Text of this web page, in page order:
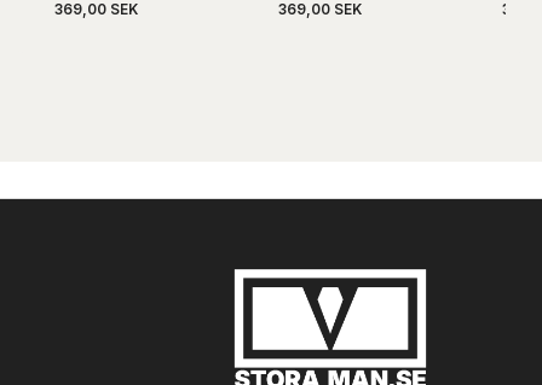
369,00 SEK 369,00 SEK